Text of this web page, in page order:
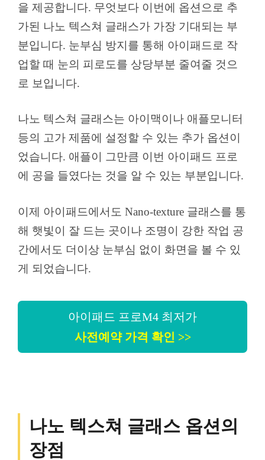
을 제공합니다. 무엇보다 이번에 옵션으로 추
가된 나노 텍스쳐 글래스가 가장 기대되는 부
분입니다. 눈부심 방지를 통해 아이패드로 작
업할 때 눈의 피로도를 상당부분 줄여줄 것으
로 보입니다.
나노 텍스쳐 글래스는 아이맥이나 애플모니터
등의 고가 제품에 설정할 수 있는 추가 옵션이
었습니다. 애플이 그만큼 이번 아이패드 프로
에 공을 들였다는 것을 알 수 있는 부분입니다.
이제 아이패드에서도 Nano-texture 글래스를 통
해 햇빛이 잘 드는 곳이나 조명이 강한 작업 공
간에서도 더이상 눈부심 없이 화면을 볼 수 있
게 되었습니다.
아이패드 프로M4 최저가
사전예약 가격 확인 >>
나노 텍스쳐 글래스 옵션의
장점